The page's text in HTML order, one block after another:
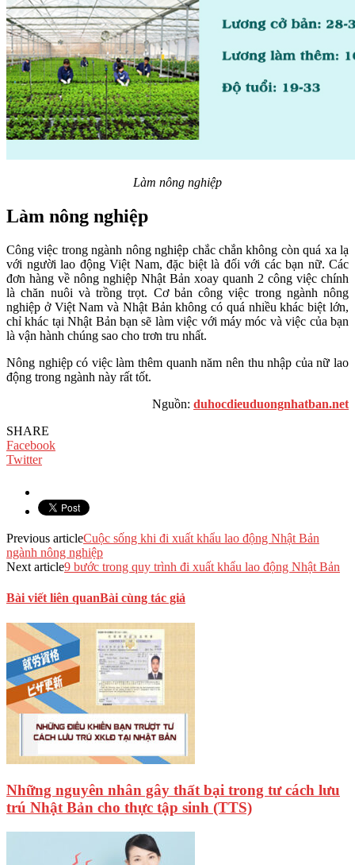
Làm nông nghiệp
Làm nông nghiệp
Công việc trong ngành nông nghiệp chắc chắn không còn quá xa lạ
với người lao động Việt Nam, đặc biệt là đối với các bạn nữ. Các
đơn hàng về nông nghiệp Nhật Bản xoay quanh 2 công việc chính
là chăn nuôi và trồng trọt. Cơ bản công việc trong ngành nông
nghiệp ở Việt Nam và Nhật Bản không có quá nhiều khác biệt lớn,
chỉ khác tại Nhật Bản bạn sẽ làm việc với máy móc và việc của bạn
là vận hành chúng sao cho trơn tru nhất.
Nông nghiệp có việc làm thêm quanh năm nên thu nhập của nữ lao
động trong ngành này rất tốt.
Nguồn: duhocdieuduongnhatban.net
SHARE
Facebook
Twitter
Previous articleCuộc sống khi đi xuất khẩu lao động Nhật Bản
ngành nông nghiệp
Next article9 bước trong quy trình đi xuất khẩu lao động Nhật Bản
Bài viết liên quanBài cùng tác giả
Những nguyên nhân gây thất bại trong tư cách lưu
trú Nhật Bản cho thực tập sinh (TTS)